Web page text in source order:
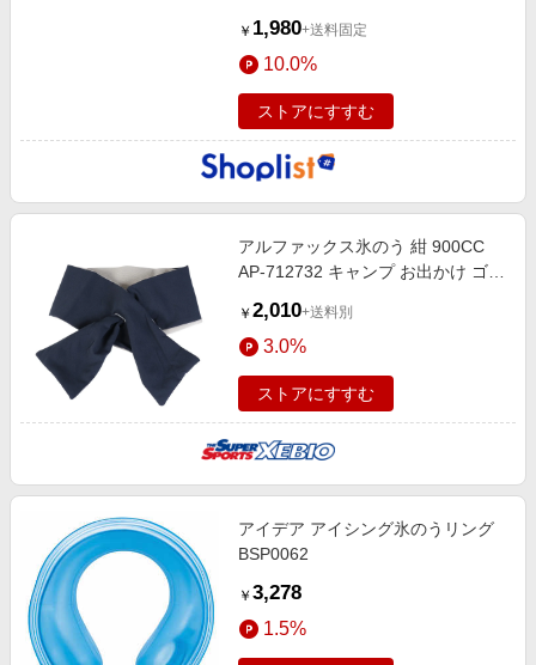
￥ 1,980+送料固定
10.0%
ストアにすすむ
アルファックス氷のう 紺 900CC
AP-712732 キャンプ お出かけ ゴル
イシング
￥ 2,010+送料別
3.0%
ストアにすすむ
アイデア アイシング氷のうリング
BSP0062
￥ 3,278
1.5%